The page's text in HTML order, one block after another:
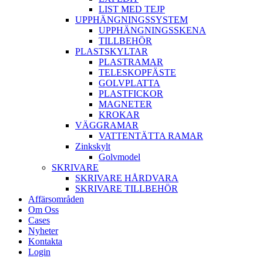
LIST MED TEJP
UPPHÄNGNINGSSYSTEM
UPPHÄNGNINGSSKENA
TILLBEHÖR
PLASTSKYLTAR
PLASTRAMAR
TELESKOPFÄSTE
GOLVPLATTA
PLASTFICKOR
MAGNETER
KROKAR
VÄGGRAMAR
VATTENTÄTTA RAMAR
Zinkskylt
Golvmodel
SKRIVARE
SKRIVARE HÅRDVARA
SKRIVARE TILLBEHÖR
Affärsområden
Om Oss
Cases
Nyheter
Kontakta
Login